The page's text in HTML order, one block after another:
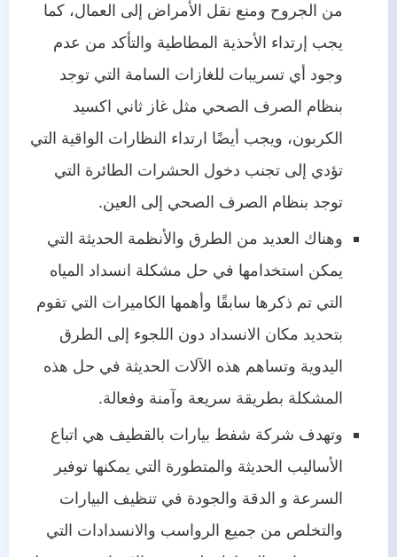
من الجروح ومنع نقل الأمراض إلى العمال، كما
يجب إرتداء الأحذية المطاطية والتأكد من عدم
وجود أي تسريبات للغازات السامة التي توجد
بنظام الصرف الصحي مثل غاز ثاني اكسيد
الكربون، ويجب أيضًا ارتداء النظارات الواقية التي
تؤدي إلى تجنب دخول الحشرات الطائرة التي
توجد بنظام الصرف الصحي إلى العين.
وهناك العديد من الطرق والأنظمة الحديثة التي
يمكن استخدامها في حل مشكلة انسداد المياه
التي تم ذكرها سابقًا وأهمها الكاميرات التي تقوم
بتحديد مكان الانسداد دون اللجوء إلى الطرق
اليدوية وتساهم هذه الآلات الحديثة في حل هذه
المشكلة بطريقة سريعة وآمنة وفعالة.
وتهدف شركة شفط بيارات بالقطيف هي اتباع
الأساليب الحديثة والمتطورة التي يمكنها توفير
السرعة و الدقة والجودة في تنظيف البيارات
والتخلص من جميع الرواسب والانسدادات التي